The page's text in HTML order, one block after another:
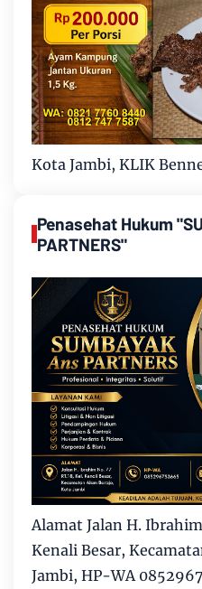
Kota Jambi, KLIK
Penasehat Hukum
PARTNERS"
Alamat Jalan H.
Kenali Besar,
Jambi, HP-WA